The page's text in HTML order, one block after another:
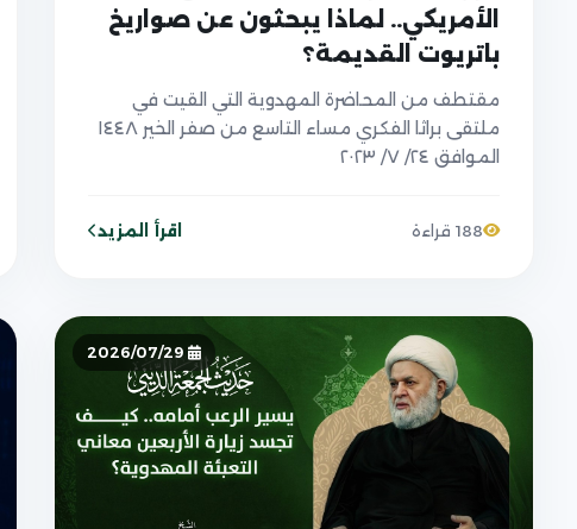
الأمريكي.. لماذا يبحثون عن صواريخ
باتريوت القديمة؟
مقتطف من المحاضرة المهدوية التي القيت في
ملتقى براثا الفكري مساء التاسع من صفر الخير ١٤٤٨
الموافق ٢٤/ ٧/ ٢٠٢٣
188 قراءة اقرأ المزيد